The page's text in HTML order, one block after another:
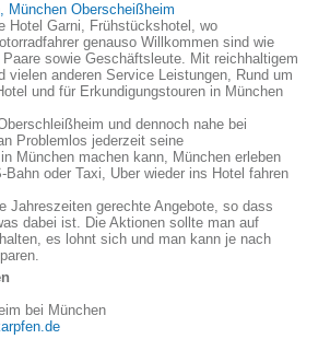
München Oberscheißheim
Hotel Garni, Frühstückshotel, wo
genauso Willkommen sind wie
sowie Geschäftsleute. Mit reichhaltigem
vielen anderen Service Leistungen, Rund um
und für Erkundigungstouren in München
und dennoch nahe bei
Problemlos jederzeit seine
München machen kann, München erleben
Bahn oder Taxi, Uber wieder ins Hotel fahren
Jahreszeiten gerechte Angebote, so dass
dabei ist. Die Aktionen sollte man auf
es lohnt sich und man kann je nach
bei München